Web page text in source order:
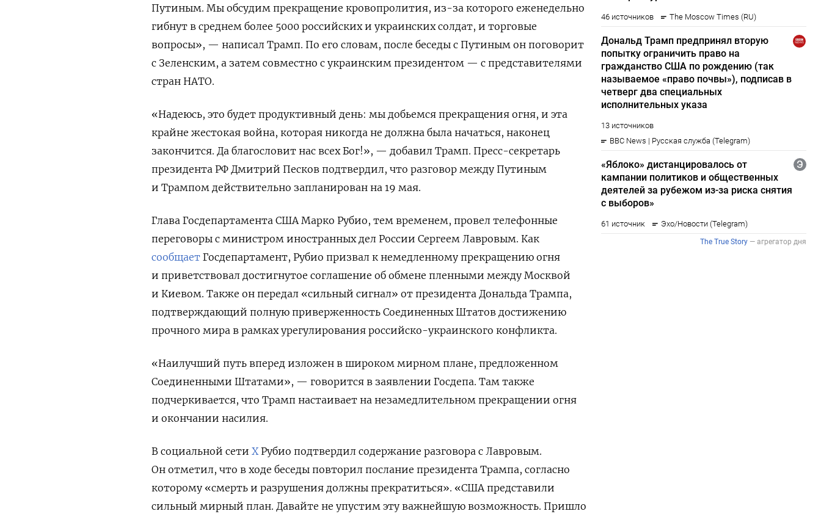
Путиным. Мы обсудим прекращение кровопролития, из-за которого еженедельно
гибнут в среднем более 5000 российских и украинских солдат, и торговые
вопросы», — написал Трамп. По его словам, после беседы с Путиным он поговорит
с Зеленским, а затем совместно с украинским президентом — с представителями
стран НАТО.
«Надеюсь, это будет продуктивный день: мы добьемся прекращения огня, и эта
крайне жестокая война, которая никогда не должна была начаться, наконец
закончится. Да благословит нас всех Бог!», — добавил Трамп. Пресс-секретарь
президента РФ Дмитрий Песков подтвердил, что разговор между Путиным
и Трампом действительно запланирован на 19 мая.
Глава Госдепартамента США Марко Рубио, тем временем, провел телефонные
переговоры с министром иностранных дел России Сергеем Лавровым. Как
сообщает Госдепартамент, Рубио призвал к немедленному прекращению огня
и приветствовал достигнутое соглашение об обмене пленными между Москвой
и Киевом. Также он передал «сильный сигнал» от президента Дональда Трампа,
подтверждающий полную приверженность Соединенных Штатов достижению
прочного мира в рамках урегулирования российско-украинского конфликта.
«Наилучший путь вперед изложен в широком мирном плане, предложенном
Соединенными Штатами», — говорится в заявлении Госдепа. Там также
подчеркивается, что Трамп настаивает на незамедлительном прекращении огня
и окончании насилия.
В социальной сети X Рубио подтвердил содержание разговора с Лавровым.
Он отметил, что в ходе беседы повторил послание президента Трампа, согласно
которому «смерть и разрушения должны прекратиться». «США представили
сильный мирный план. Давайте не упустим эту важнейшую возможность. Пришло